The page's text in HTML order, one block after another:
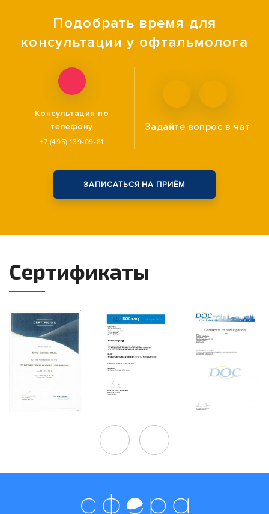
Подобрать время для
консультации у офтальмолога
Консультация по
телефону
+7 (495) 139-09-81
Задайте вопрос в чат
ЗАПИСАТЬСЯ НА ПРИЁМ
Сертификаты